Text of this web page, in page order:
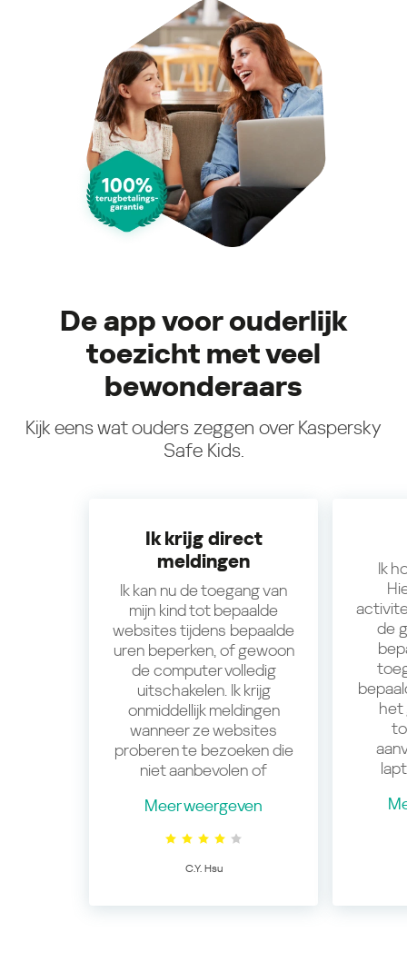
De app voor ouderlijk
toezicht met veel
bewonderaars
Kijk eens wat ouders zeggen over Kaspersky
Safe Kids.
Ik krijg direct
meldingen
Ik kan nu de toegang van
mijn kind tot bepaalde
websites tijdens bepaalde
uren beperken, of gewoon
de computer volledig
uitschakelen. Ik krijg
onmiddellijk meldingen
wanneer ze websites
proberen te bezoeken die
niet aanbevolen of
Meer weergeven
C.Y. Hsu
Ik
de
het